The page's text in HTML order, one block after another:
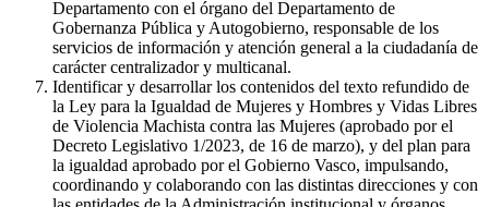
Departamento con el órgano del Departamento de
Gobernanza Pública y Autogobierno, responsable de los
servicios de información y atención general a la ciudadanía de
carácter centralizador y multicanal.
Identificar y desarrollar los contenidos del texto refundido de
la Ley para la Igualdad de Mujeres y Hombres y Vidas Libres
de Violencia Machista contra las Mujeres (aprobado por el
Decreto Legislativo 1/2023, de 16 de marzo), y del plan para
la igualdad aprobado por el Gobierno Vasco, impulsando,
coordinando y colaborando con las distintas direcciones y con